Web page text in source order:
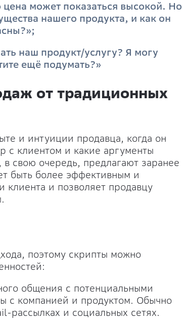
может показаться высокой. Но
нашего продукта, и как он
наш продукт/услугу? Я могу
ещё подумать?»
от традиционных
и интуиции продавца, когда он
с клиентом и какие аргументы
свою очередь, предлагают заранее
быть более эффективным и
клиента и позволяет продавцу
поэтому скрипты можно
общения с потенциальными
с компанией и продуктом. Обычно
рассылках и социальных сетях.